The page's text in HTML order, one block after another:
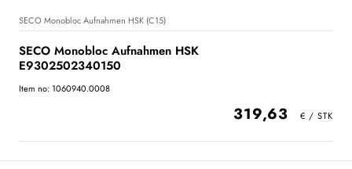
SECO Monobloc Aufnahmen HSK (C15)
SECO Monobloc Aufnahmen HSK
E9302502340150
Item no: 1060940.0008
319,63